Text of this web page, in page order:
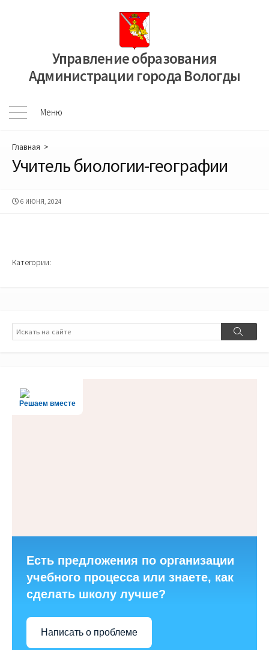
Управление образования
Администрации города Вологды
Меню
Меню
Главная >
Учитель биологии-географии
ДАТА
6 ИЮНЯ, 2024
Категории:
Поиск
Поиск
Решаем вместе
Есть предложения по организации
учебного процесса или знаете, как
сделать школу лучше?
Написать о проблеме